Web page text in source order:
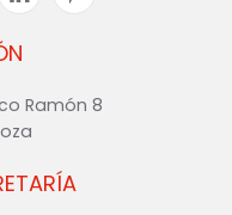
Ramón 8